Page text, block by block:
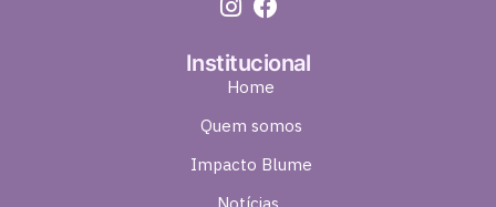
Institucional
Home
Quem somos
Impacto Blume